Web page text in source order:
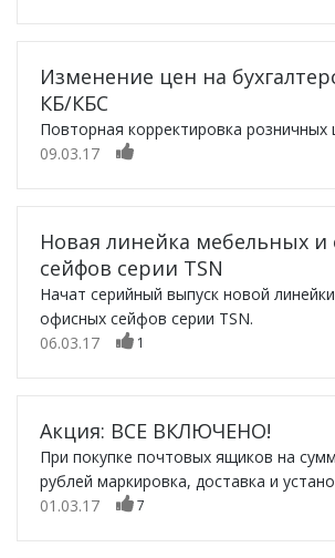
Изменение цен на
КБ/КБС
Повторная корректировка розничных
09.03.17
Новая линейка мебельных
сейфов серии TSN
Начат серийный выпуск новой
офисных сейфов серии TSN.
06.03.17
1
Акция: ВСЕ ВКЛЮЧЕНО!
При покупке почтовых ящиков на
рублей маркировка, доставка и
01.03.17
7